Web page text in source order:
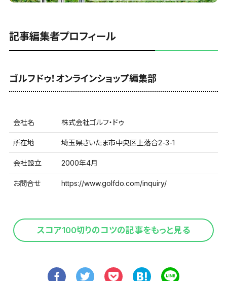
記事編集者プロフィール
ゴルフドゥ！オンラインショップ編集部
会社名 株式会社ゴルフ・ドゥ
所在地 埼玉県さいたま市中央区上落合2-3-1
会社設立 2000年4月
お問合せ https://www.golfdo.com/inquiry/
スコア100切りのコツの記事をもっと見る